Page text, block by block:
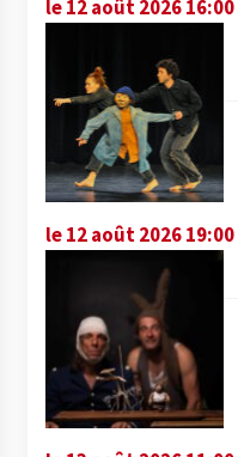
le 12 août 2026 16:00
le 12 août 2026 19:00